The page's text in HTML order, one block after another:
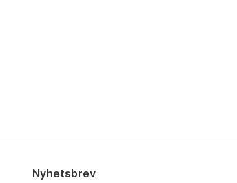
Nyhetsbrev